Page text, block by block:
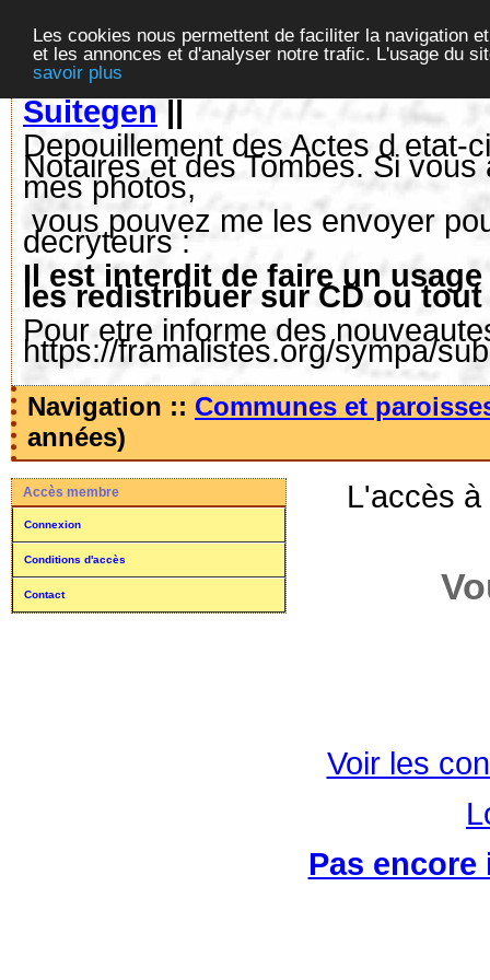
Les cookies nous permettent de faciliter la navigation
et les annonces et d'analyser notre trafic. L'usage du
savoir plus
Suitegen||
Depouillement des Actes d etat-
Notaires et des Tombes. Si
mes photos,
vous pouvez me les envoyer
decryteurs :
Il est interdit de faire un
les redistribuer sur CD ou
Pour etre informe des
https://framalistes.org/sympa/
Navigation :: Communes et
années)
Accès membre
Connexion
Conditions d'accès
Contact
L'accès
Voir les
Pas